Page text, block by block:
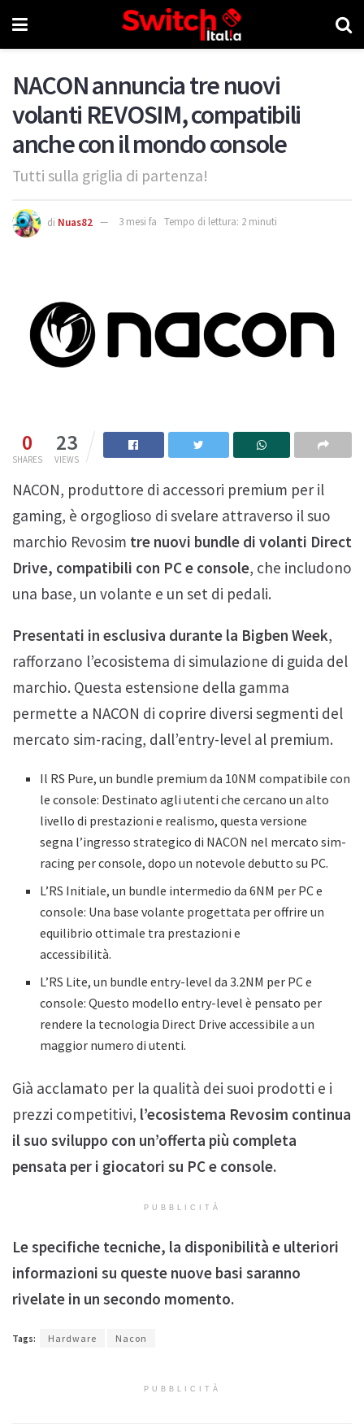
NACON annuncia tre nuovi
volanti REVOSIM, compatibili
anche con il mondo console
Tutti sulla griglia di partenza!
di Nuas82 3 mesi fa Tempo di lettura: 2 minuti
0
SHARES
23
VIEWS
NACON, produttore di accessori premium per il
gaming, è orgoglioso di svelare attraverso il suo
marchio Revosim tre nuovi bundle di volanti Direct
Drive, compatibili con PC e console, che includono
una base, un volante e un set di pedali.
Presentati in esclusiva durante la Bigben Week,
rafforzano l’ecosistema di simulazione di guida del
marchio. Questa estensione della gamma
permette a NACON di coprire diversi segmenti del
mercato sim-racing, dall’entry-level al premium.
Il RS Pure, un bundle premium da 10NM compatibile con
le console: Destinato agli utenti che cercano un alto
livello di prestazioni e realismo, questa versione
segna l’ingresso strategico di NACON nel mercato sim-
racing per console, dopo un notevole debutto su PC.
L’RS Initiale, un bundle intermedio da 6NM per PC e
console: Una base volante progettata per offrire un
equilibrio ottimale tra prestazioni e
accessibilità.
L’RS Lite, un bundle entry-level da 3.2NM per PC e
console: Questo modello entry-level è pensato per
rendere la tecnologia Direct Drive accessibile a un
maggior numero di utenti.
Già acclamato per la qualità dei suoi prodotti e i
prezzi competitivi, l’ecosistema Revosim continua
il suo sviluppo con un’offerta più completa
pensata per i giocatori su PC e console.
PUBBLICITÀ
Le specifiche tecniche, la disponibilità e ulteriori
informazioni su queste nuove basi saranno
rivelate in un secondo momento.
Tags: Hardware Nacon
PUBBLICITÀ